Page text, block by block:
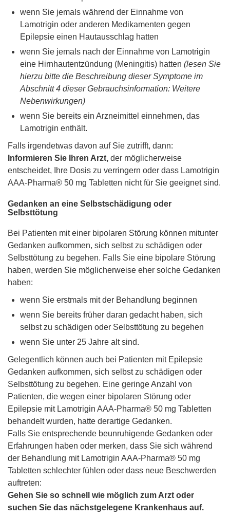
wenn Sie jemals während der Einnahme von
Lamotrigin oder anderen Medikamenten gegen
Epilepsie einen Hautausschlag hatten
wenn Sie jemals nach der Einnahme von Lamotrigin
eine Hirnhautentzündung (Meningitis) hatten (lesen Sie
hierzu bitte die Beschreibung dieser Symptome im
Abschnitt 4 dieser Gebrauchsinformation: Weitere
Nebenwirkungen)
wenn Sie bereits ein Arzneimittel einnehmen, das
Lamotrigin enthält.
Falls irgendetwas davon auf Sie zutrifft, dann:
Informieren Sie Ihren Arzt, der möglicherweise
entscheidet, Ihre Dosis zu verringern oder dass Lamotrigin
AAA-Pharma® 50 mg Tabletten nicht für Sie geeignet sind.
Gedanken an eine Selbstschädigung oder
Selbsttötung
Bei Patienten mit einer bipolaren Störung können mitunter
Gedanken aufkommen, sich selbst zu schädigen oder
Selbsttötung zu begehen. Falls Sie eine bipolare Störung
haben, werden Sie möglicherweise eher solche Gedanken
haben:
wenn Sie erstmals mit der Behandlung beginnen
wenn Sie bereits früher daran gedacht haben, sich
selbst zu schädigen oder Selbsttötung zu begehen
wenn Sie unter 25 Jahre alt sind.
Gelegentlich können auch bei Patienten mit Epilepsie
Gedanken aufkommen, sich selbst zu schädigen oder
Selbsttötung zu begehen. Eine geringe Anzahl von
Patienten, die wegen einer bipolaren Störung oder
Epilepsie mit Lamotrigin AAA-Pharma® 50 mg Tabletten
behandelt wurden, hatte derartige Gedanken.
Falls Sie entsprechende beunruhigende Gedanken oder
Erfahrungen haben oder merken, dass Sie sich während
der Behandlung mit Lamotrigin AAA-Pharma® 50 mg
Tabletten schlechter fühlen oder dass neue Beschwerden
auftreten:
Gehen Sie so schnell wie möglich zum Arzt oder
suchen Sie das nächstgelegene Krankenhaus auf.